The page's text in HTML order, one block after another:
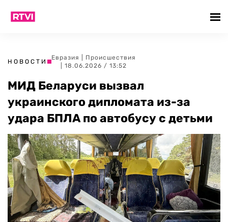
НОВОСТИ
Евразия
Происшествия
| 18.06.2026 / 13:52
МИД Беларуси вызвал
украинского дипломата из-за
удара БПЛА по автобусу с детьми